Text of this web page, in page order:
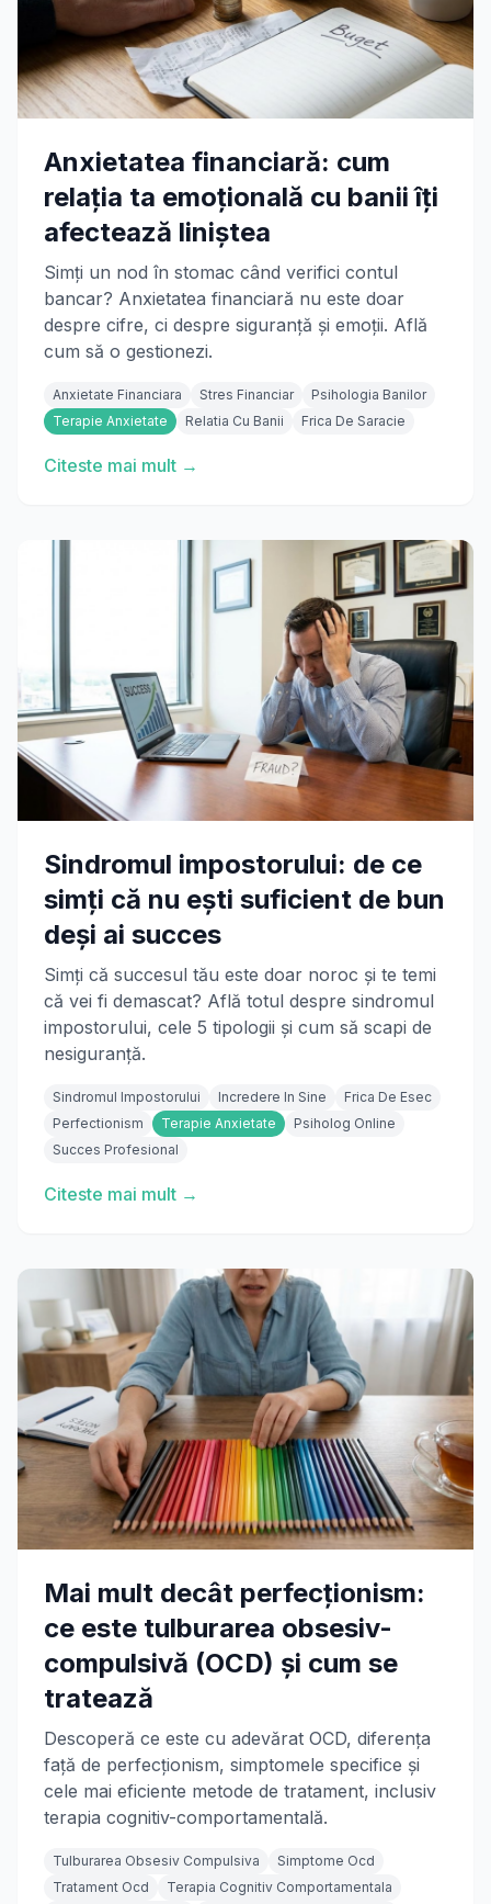
Anxietatea financiară: cum
relația ta emoțională cu banii îți
afectează liniștea
Simți un nod în stomac când verifici contul
bancar? Anxietatea financiară nu este doar
despre cifre, ci despre siguranță și emoții. Află
cum să o gestionezi.
Anxietate Financiara Stres Financiar
Psihologia Banilor
Terapie Anxietate
Relatia Cu Banii Frica De Saracie
Citeste mai mult →
Sindromul impostorului: de ce
simți că nu ești suficient de bun
deși ai succes
Simți că succesul tău este doar noroc și te temi
că vei fi demascat? Află totul despre sindromul
impostorului, cele 5 tipologii și cum să scapi de
nesiguranță.
Sindromul Impostorului Incredere In Sine
Frica De Esec
Perfectionism
Terapie Anxietate
Psiholog Online
Succes Profesional
Citeste mai mult →
Mai mult decât perfecționism:
ce este tulburarea obsesiv-
compulsivă (OCD) și cum se
tratează
Descoperă ce este cu adevărat OCD, diferența
față de perfecționism, simptomele specifice și
cele mai eficiente metode de tratament, inclusiv
terapia cognitiv-comportamentală.
Tulburarea Obsesiv Compulsiva
Simptome Ocd
Tratament Ocd
Terapia Cognitiv Comportamentala